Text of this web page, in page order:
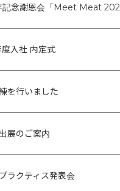
念謝恩会「Meet Meat
入社 内定式
を行いました
展のご案内
ラクティス発表会